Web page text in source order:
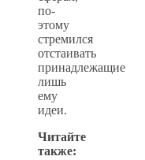
по-
этому
стремился
отстаивать
принадлежащие
лишь
ему
идеи.
Читайте
также: